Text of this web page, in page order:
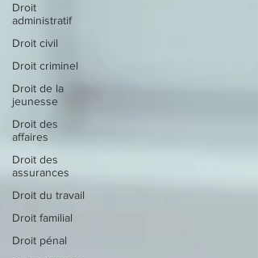
Droit
administratif
Droit civil
Droit criminel
Droit de la
jeunesse
Droit des
affaires
Droit des
assurances
Droit du travail
Droit familial
Droit pénal